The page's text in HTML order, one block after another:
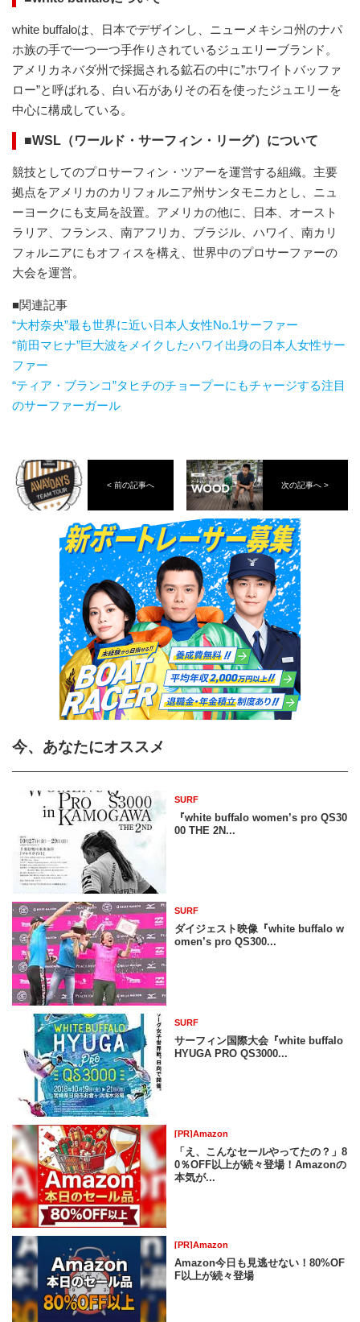
white buffaloは、日本でデザインし、ニューメキシコ州のナパ
ホ族の手で一つ一つ手作りされているジュエリーブランド。
アメリカネバダ州で採掘される鉱石の中に”ホワイトバッファ
ロー”と呼ばれる、白い石がありその石を使ったジュエリーを
中心に構成している。
■WSL（ワールド・サーフィン・リーグ）について
競技としてのプロサーフィン・ツアーを運営する組織。主要
拠点をアメリカのカリフォルニア州サンタモニカとし、ニュ
ーヨークにも支局を設置。アメリカの他に、日本、オースト
ラリア、フランス、南アフリカ、ブラジル、ハワイ、南カリ
フォルニアにもオフィスを構え、世界中のプロサーファーの
大会を運営。
■関連記事
“大村奈央”最も世界に近い日本人女性No.1サーファー
“前田マヒナ”巨大波をメイクしたハワイ出身の日本人女性サー
ファー
“ティア・ブランコ”タヒチのチョープーにもチャージする注目
のサーファーガール
< 前の記事へ 次の記事へ >
今、あなたにオススメ
SURF
『white buffalo women’s pro QS30
00 THE 2N...
SURF
ダイジェスト映像『white buffalo w
omen’s pro QS300...
SURF
サーフィン国際大会『white buffalo
HYUGA PRO QS3000...
[PR]Amazon
「え、こんなセールやってたの？」8
0％OFF以上が続々登場！Amazonの
本気が...
[PR]Amazon
Amazon今日も見逃せない！80%OF
F以上が続々登場